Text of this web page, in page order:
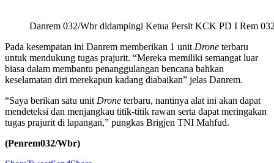
Danrem 032/Wbr didampingi Ketua Persit KCK PD I Rem
Pada kesempatan ini Danrem memberikan 1 unit Drone terbaru
untuk mendukung tugas prajurit. “Mereka memiliki semangat luar
biasa dalam membantu penanggulangan bencana bahkan
keselamatan diri merekapun kadang diabaikan” jelas Danrem.
“Saya berikan satu unit Drone terbaru, nantinya alat ini akan dapat
mendeteksi dan menjangkau titik-titik rawan serta dapat meringakan
tugas prajurit di lapangan,” pungkas Brigjen TNI Mahfud.
(Penrem032/Wbr)